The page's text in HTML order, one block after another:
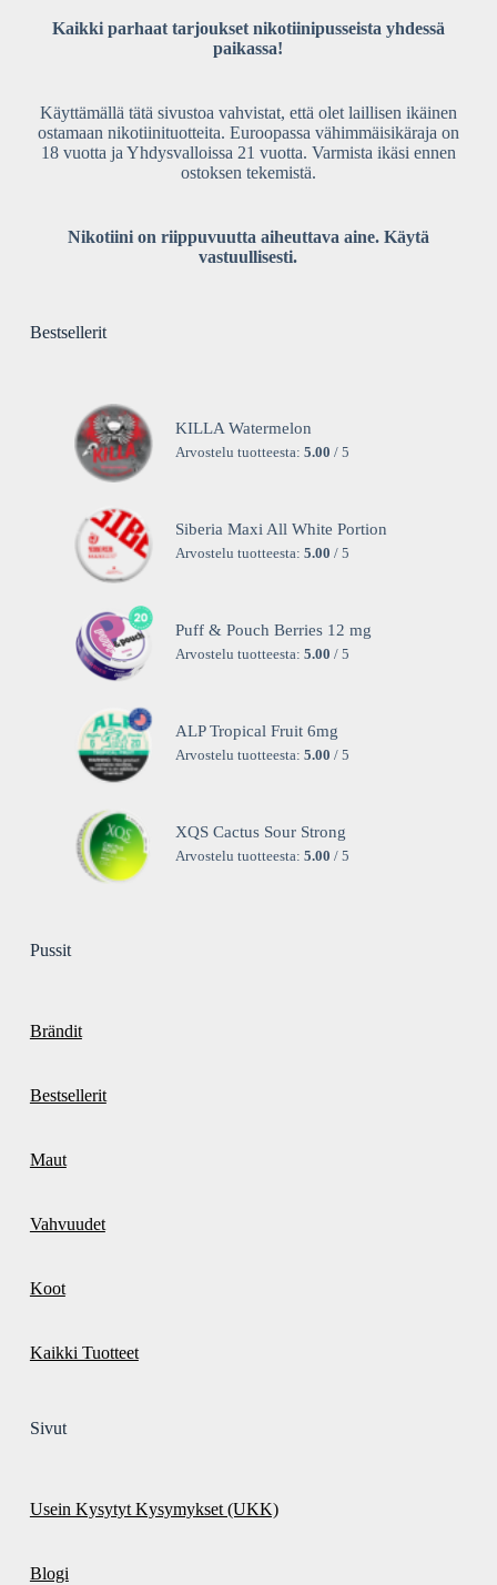
Kaikki parhaat tarjoukset nikotiinipusseista yhdessä
paikassa!
Käyttämällä tätä sivustoa vahvistat, että olet laillisen ikäinen
ostamaan nikotiinituotteita. Euroopassa vähimmäisikäraja on
18 vuotta ja Yhdysvalloissa 21 vuotta. Varmista ikäsi ennen
ostoksen tekemistä.
Nikotiini on riippuvuutta aiheuttava aine. Käytä
vastuullisesti.
Bestsellerit
KILLA Watermelon
Arvostelu tuotteesta: 5.00 / 5
Siberia Maxi All White Portion
Arvostelu tuotteesta: 5.00 / 5
Puff & Pouch Berries 12 mg
Arvostelu tuotteesta: 5.00 / 5
ALP Tropical Fruit 6mg
Arvostelu tuotteesta: 5.00 / 5
XQS Cactus Sour Strong
Arvostelu tuotteesta: 5.00 / 5
Pussit
Brändit
Bestsellerit
Maut
Vahvuudet
Koot
Kaikki Tuotteet
Sivut
Usein Kysytyt Kysymykset (UKK)
Blogi